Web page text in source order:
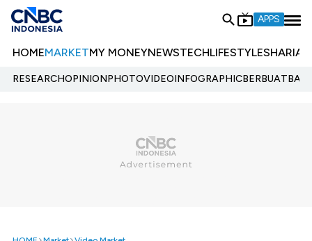
APPS
HOMEMARKETMY MONEYNEWSTECHLIFESTYLESHARIA
RESEARCHOPINIONPHOTOVIDEOINFOGRAPHIC